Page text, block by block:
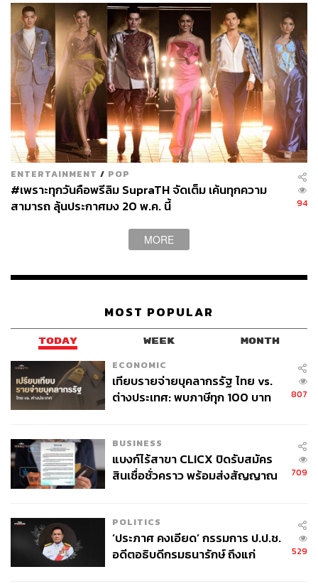
ENTERTAINMENT / POP
#เพราะทุกวันคือพรีลิม SupraTH จัดเต็ม เค้นทุกความ
สามารถ ลุ้นประกาศมง 20 พ.ค. นี้
94
MORE
MOST POPULAR
TODAY WEEK MONTH
ECONOMIC
เทียบรายจ่ายบุคลากรรัฐ ไทย vs.
ต่างประเทศ: พบภาษีทุก 100 บาท
807
BUSINESS
แบงก์ไร้สาขา CLICX ปิดรับสมัคร
สินเชื่อชั่วคราว พร้อมส่งสัญญาณ
709
POLITICS
‘ประภาศ คงเอียด’ กรรมการ ป.ป.ช.
อดีตอธิบดีกรมธนารักษ์ ถึงแก่
529